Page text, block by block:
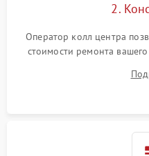
2.
Оператор колл центра
стоимости ремонта